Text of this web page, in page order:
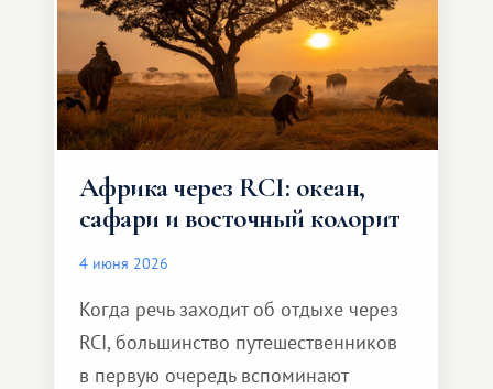
Африка через RCI: океан,
сафари и восточный колорит
4 июня 2026
Когда речь заходит об отдыхе через
RCI, большинство путешественников
в первую очередь вспоминают